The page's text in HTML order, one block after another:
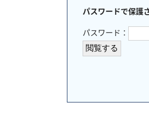
パスワードで保護
パスワード：